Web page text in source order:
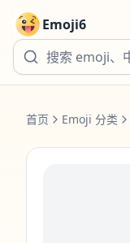
Emoji6
首页 Emoji 分类